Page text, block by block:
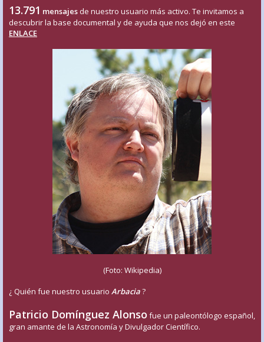
13.791 mensajes de nuestro usuario más activo. Te invitamos a
descubrir la base documental y de ayuda que nos dejó en este
ENLACE
(Foto: Wikipedia)
¿ Quién fue nuestro usuario Arbacia?
Patricio Domínguez Alonso fue un paleontólogo español,
gran amante de la Astronomía y Divulgador Científico.